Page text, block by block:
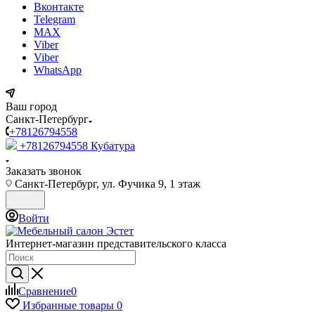
Вконтакте
Telegram
MAX
Viber
Viber
WhatsApp
Ваш город
Санкт-Петербург
+78126794558
+78126794558 Кубатура
Заказать звонок
Санкт-Петербург, ул. Фучика 9, 1 этаж
Войти
Интернет-магазин представительского класса
Сравнение0
Избранные товары 0